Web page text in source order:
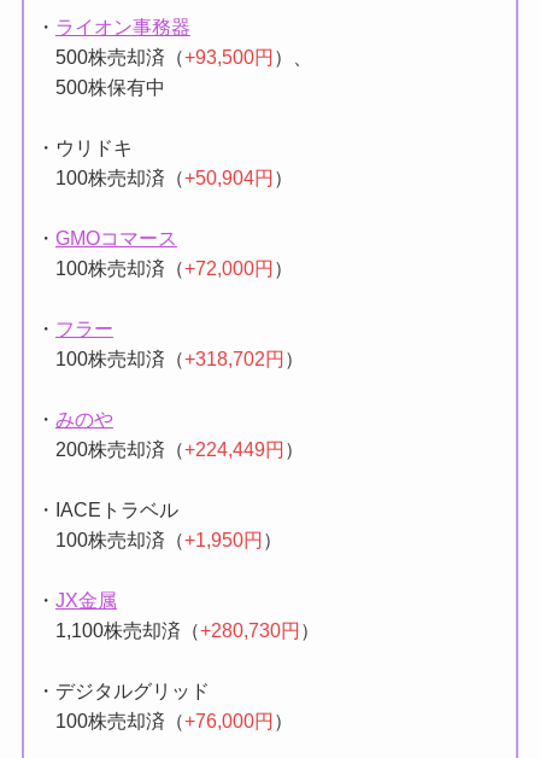
・ ライオン事務器
500株売却済（+93,500円 ）、
500株保有中
・ウリドキ
100株売却済（+50,904円 ）
・ GMOコマース
100株売却済（+72,000円 ）
・ フラー
100株売却済（+318,702円 ）
・ みのや
200株売却済（+224,449円 ）
・IACEトラベル
100株売却済（+1,950円 ）
・ JX金属
1,100株売却済（+280,730円 ）
・デジタルグリッド
100株売却済（+76,000円 ）